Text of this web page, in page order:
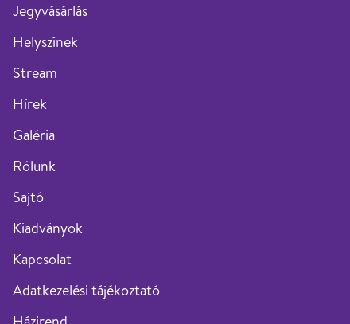
Jegyvásárlás
Helyszínek
Stream
Hírek
Galéria
Rólunk
Sajtó
Kiadványok
Kapcsolat
Adatkezelési tájékoztató